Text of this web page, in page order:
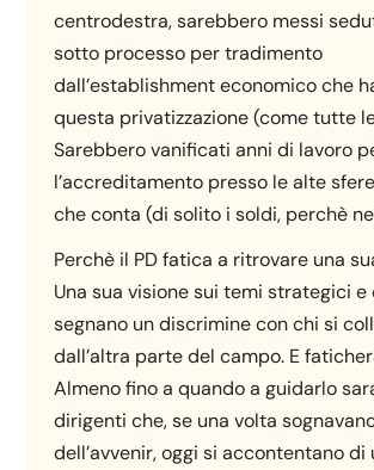
centrodestra, sarebbero messi
sotto processo per tradimento
dall’establishment economico che
questa privatizzazione (come tutte
Sarebbero vanificati anni di lavoro
l’accreditamento presso le alte
che conta (di solito i soldi, perchè
Perchè il PD fatica a ritrovare una
Una sua visione sui temi strategici e
segnano un discrimine con chi si
dall’altra parte del campo. E
Almeno fino a quando a guidarlo
dirigenti che, se una volta
dell’avvenir, oggi si accontentano di